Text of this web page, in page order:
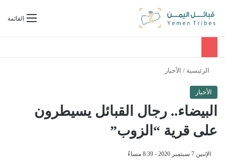
القائمةبحث عن
الرئيسية / الأخبار
الأخبار
البيضاء.. رجال القبائل يسيطرون
على قرية “الزوب”
الإثنين 7 سبتمبر 2020 - 8:39 مساءً